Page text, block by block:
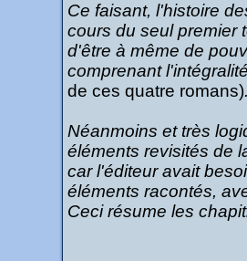
Ce faisant, l'histoire
cours du seul premier
d'être à même de
comprenant
de ces quatre romans)
Néanmoins et très
éléments revisités de
car l'éditeur avait
éléments racontés,
Ceci résume les